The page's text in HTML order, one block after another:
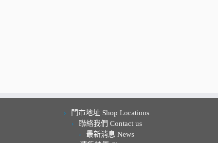
門市地址 Shop Locations
聯絡我們 Contact us
最新消息 News